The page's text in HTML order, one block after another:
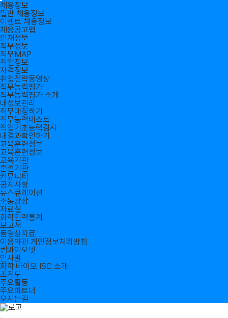
채용정보
일반 채용정보
이벤트 채용정보
채용공고맵
인재정보
직무정보
직무MAP
직업정보
자격정보
취업전략동영상
직무능력평가
직무능력평가 소개
내정보관리
직무매칭하기
직무능력테스트
직업기초능력검사
내결과확인하기
교육훈련정보
교육훈련정보
교육기관
훈련기관
커뮤니티
공지사항
뉴스큐레이션
소통광장
자료실
화학인력통계
보고서
동영상자료
이용약관 개인정보처리방침
켐바이오넷
인사말
화학‧바이오 ISC 소개
조직도
주요활동
주요파트너
오시는길